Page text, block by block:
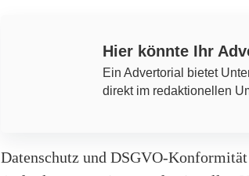
Hier könnte Ihr
Ein Advertorial bietet
direkt im redaktionellen
Datenschutz und DSGVO-